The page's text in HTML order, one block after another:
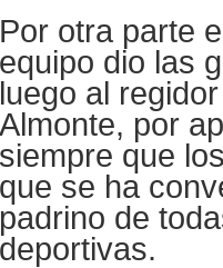
Por otra parte
equipo dio las
luego al
Almonte, por
siempre que
que se ha
padrino de
deportivas.